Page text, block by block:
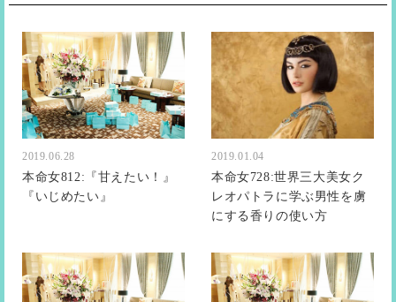
2019.06.28
本命女812:『甘えたい！』
『いじめたい』
2019.01.04
本命女728:世界三大美女ク
レオパトラに学ぶ男性を虜
にする香りの使い方